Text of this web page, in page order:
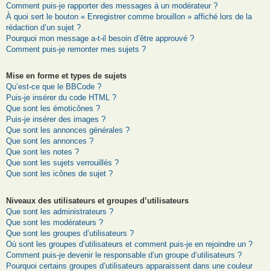
Comment puis-je rapporter des messages à un modérateur ?
À quoi sert le bouton « Enregistrer comme brouillon » affiché lors de la
rédaction d’un sujet ?
Pourquoi mon message a-t-il besoin d’être approuvé ?
Comment puis-je remonter mes sujets ?
Mise en forme et types de sujets
Qu’est-ce que le BBCode ?
Puis-je insérer du code HTML ?
Que sont les émoticônes ?
Puis-je insérer des images ?
Que sont les annonces générales ?
Que sont les annonces ?
Que sont les notes ?
Que sont les sujets verrouillés ?
Que sont les icônes de sujet ?
Niveaux des utilisateurs et groupes d’utilisateurs
Que sont les administrateurs ?
Que sont les modérateurs ?
Que sont les groupes d’utilisateurs ?
Où sont les groupes d’utilisateurs et comment puis-je en rejoindre un ?
Comment puis-je devenir le responsable d’un groupe d’utilisateurs ?
Pourquoi certains groupes d’utilisateurs apparaissent dans une couleur